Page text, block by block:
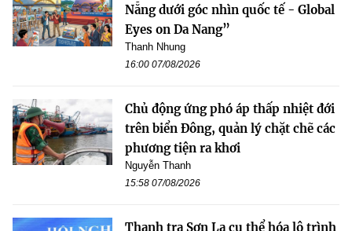
Nẵng dưới góc nhìn quốc tế - Global
Eyes on Da Nang”
Thanh Nhung
16:00 07/08/2026
Chủ động ứng phó áp thấp nhiệt đới
trên biển Đông, quản lý chặt chẽ các
phương tiện ra khơi
Nguyễn Thanh
15:58 07/08/2026
Thanh tra Sơn La cụ thể hóa lộ trình